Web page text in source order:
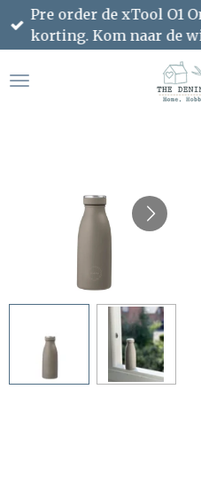
Ga
direct
de
Pre order de xTool O1
korting. Kom naar de